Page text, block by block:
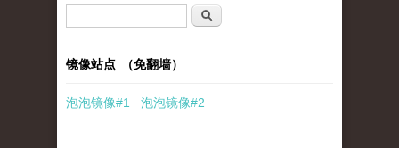
搜索
镜像站点 （免翻墙）
泡泡镜像#1 泡泡镜像#2